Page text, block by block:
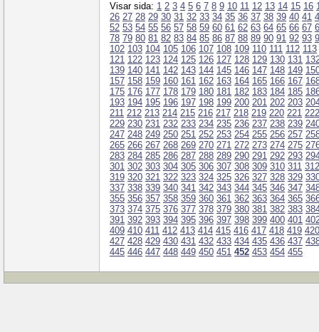
Visar sida: 1 2 3 4 5 6 7 8 9 10 11 12 13 14 15 16
26 27 28 29 30 31 32 33 34 35 36 37 38 39 40 41
52 53 54 55 56 57 58 59 60 61 62 63 64 65 66 67
78 79 80 81 82 83 84 85 86 87 88 89 90 91 92 93
102 103 104 105 106 107 108 109 110 111 112 113
121 122 123 124 125 126 127 128 129 130 131
139 140 141 142 143 144 145 146 147 148 149
157 158 159 160 161 162 163 164 165 166 167
175 176 177 178 179 180 181 182 183 184 185
193 194 195 196 197 198 199 200 201 202 203
211 212 213 214 215 216 217 218 219 220 221 222
229 230 231 232 233 234 235 236 237 238 239
247 248 249 250 251 252 253 254 255 256 257
265 266 267 268 269 270 271 272 273 274 275
283 284 285 286 287 288 289 290 291 292 293
301 302 303 304 305 306 307 308 309 310 311 312
319 320 321 322 323 324 325 326 327 328 329
337 338 339 340 341 342 343 344 345 346 347
355 356 357 358 359 360 361 362 363 364 365
373 374 375 376 377 378 379 380 381 382 383
391 392 393 394 395 396 397 398 399 400 401
409 410 411 412 413 414 415 416 417 418 419 420
427 428 429 430 431 432 433 434 435 436 437
445 446 447 448 449 450 451 452 453 454 455